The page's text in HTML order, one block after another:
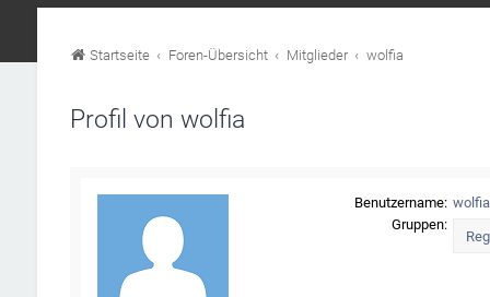
Startseite Foren-Übersicht Mitglieder wolfia
Profil von wolfia
Benutzername: wolfia
Gruppen: